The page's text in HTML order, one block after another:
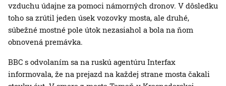
vzduchu údajne za pomoci námorných dronov. V dôsledku
toho sa zrútil jeden úsek vozovky mosta, ale druhé,
súbežné mostné pole útok nezasiahol a bola na ňom
obnovená premávka.
BBC s odvolaním sa na ruskú agentúru Interfax
informovala, že na prejazd na každej strane mosta čakali